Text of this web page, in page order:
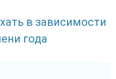
в зависимости
года